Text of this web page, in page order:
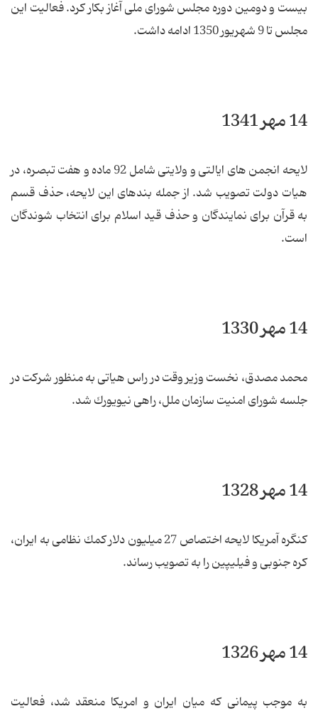
بیست و دومین دوره مجلس شورای ملی آغاز بكار كرد. فعالیت این
مجلس تا 9 شهریور 1350 ادامه داشت.
14 مهر 1341
لایحه انجمن های ایالتی و ولایتی شامل 92 ماده و هفت تبصره، در
هیات دولت تصویب شد. از جمله بندهای این لایحه، حذف قسم
به قرآن برای نمایندگان و حذف قید اسلام برای انتخاب شوندگان
است.
14 مهر 1330
محمد مصدق، نخست وزیر وقت در راس هیاتی به منظور شركت در
جلسه شورای امنیت سازمان ملل، راهی نیویورك شد.
14 مهر 1328
كنگره آمریكا لایحه اختصاص 27 میلیون دلار كمك نظامی به ایران،
كره جنوبی و فیلیپین را به تصویب رساند.
14 مهر 1326
به موجب پیمانی كه میان ایران و امریكا منعقد شد، فعالیت